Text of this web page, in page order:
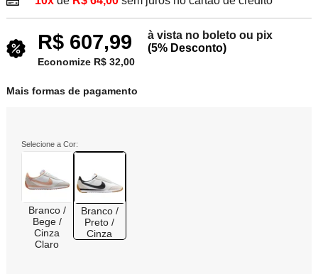
R$ 607,99
à vista no boleto ou pix
(5% Desconto)
Economize R$ 32,00
Mais formas de pagamento
Selecione a Cor:
Branco /
Bege /
Cinza
Claro
Branco /
Preto /
Cinza